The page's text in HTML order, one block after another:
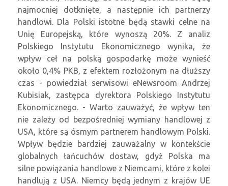
najmocniej dotknięte, a następnie ich partnerzy
handlowi. Dla Polski istotne będą stawki celne na
Unię Europejską, które wynoszą 20%. Z analiz
Polskiego Instytutu Ekonomicznego wynika, że
wpływ ceł na polską gospodarkę może wynieść
około 0,4% PKB, z efektem rozłożonym na dłuższy
czas - powiedział serwisowi eNewsroom Andrzej
Kubisiak, zastępca dyrektora Polskiego Instytutu
Ekonomicznego. - Warto zauważyć, że wpływ ten
nie zależy od bezpośredniej wymiany handlowej z
USA, które są ósmym partnerem handlowym Polski.
Wpływ będzie bardziej zauważalny w kontekście
globalnych łańcuchów dostaw, gdyż Polska ma
silne powiązania handlowe z Niemcami, które z kolei
handlują z USA. Niemcy będą jednym z krajów UE